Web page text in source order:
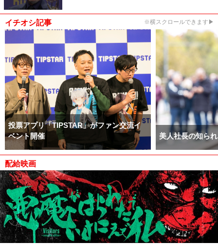
イチオシ記事 ※横スクロールできます▶
投票アプリ「TIPSTAR」がファン交流イ
ベント開催
美人社長の知ら
配給映画